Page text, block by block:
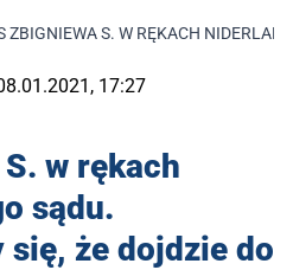
ZBIGNIEWA S. W RĘKACH
17:27
w rękach
sądu.
się, że dojdzie do